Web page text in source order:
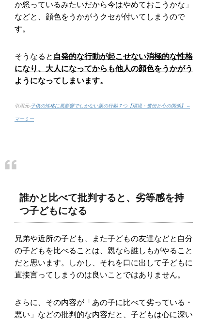
か怒っているみたいだから今はやめておこうかな」
などと、顔色をうかがうクセが付いてしまうので
す。
そうなると 自発的な行動が起こせない消極的な性格
になり、大人になってからも他人の顔色をうかがう
ようになってしまいます。
引用元-子供の性格に悪影響でしかない親の行動７つ【環境・遺伝と心の関係】 –
マーミー
誰かと比べて批判すると、劣等感を持
つ子どもになる
兄弟や近所の子ども、また子どもの友達などと自分
の子どもを比べることは、親なら誰しもがやること
だと思います。しかし、それを口に出して子どもに
直接言ってしまうのは良いことではありません。
さらに、その内容が「あの子に比べて劣っている・
悪い」などの批判的な内容だと、子どもは心に深い